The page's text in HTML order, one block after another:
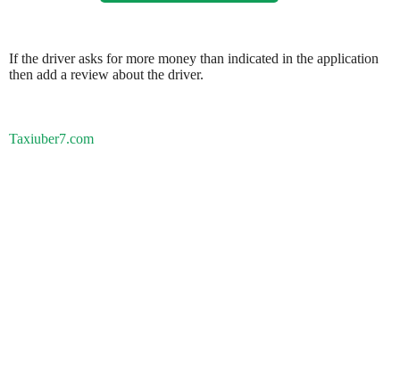
If the driver asks for more money than indicated in the application
then add a review about the driver.
Taxiuber7.com